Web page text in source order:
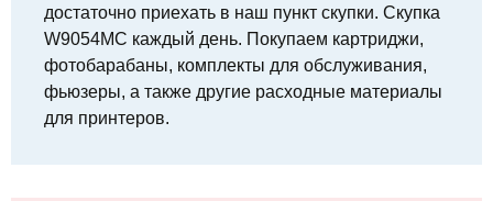
достаточно приехать в наш пункт скупки. Скупка
W9054MC каждый день. Покупаем картриджи,
фотобарабаны, комплекты для обслуживания,
фьюзеры, а также другие расходные материалы
для принтеров.